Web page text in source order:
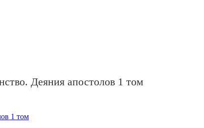
Деяния апостолов 1 том